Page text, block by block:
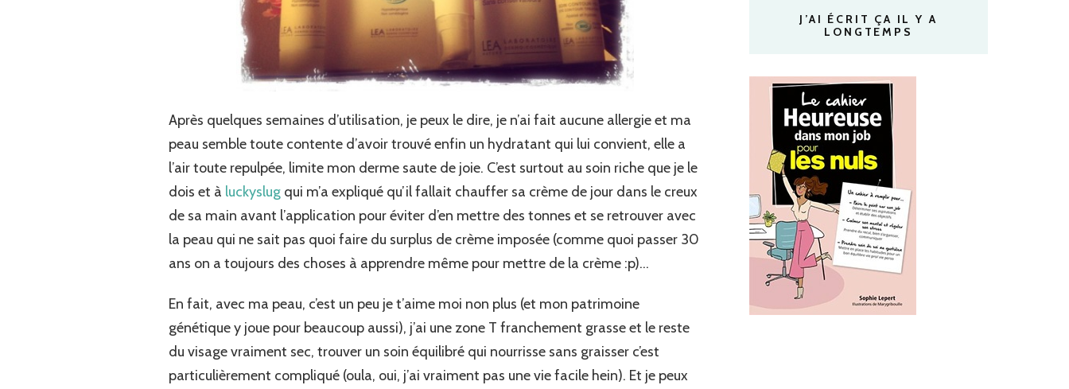
Après quelques semaines d’utilisation, je peux le dire, je n’ai fait aucune allergie et ma
peau semble toute contente d’avoir trouvé enfin un hydratant qui lui convient, elle a
l’air toute repulpée, limite mon derme saute de joie. C’est surtout au soin riche que je le
dois et à luckyslug qui m’a expliqué qu’il fallait chauffer sa crème de jour dans le creux
de sa main avant l’application pour éviter d’en mettre des tonnes et se retrouver avec
la peau qui ne sait pas quoi faire du surplus de crème imposée (comme quoi passer 30
ans on a toujours des choses à apprendre même pour mettre de la crème :p)…
En fait, avec ma peau, c’est un peu je t’aime moi non plus (et mon patrimoine
génétique y joue pour beaucoup aussi), j’ai une zone T franchement grasse et le reste
du visage vraiment sec, trouver un soin équilibré qui nourrisse sans graisser c’est
particulièrement compliqué (oula, oui, j’ai vraiment pas une vie facile hein). Et je peux
J’AI ÉCRIT ÇA IL Y A
LONGTEMPS